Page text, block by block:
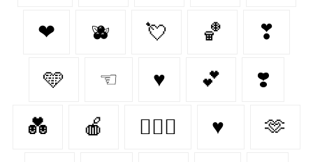
❤︎‬ 🫐 💘 🏀 ❣
🩵 ☜ ♥ 💕 ❣️
💑 🍎 👩‍❤️‍👨 ♥ 🫶